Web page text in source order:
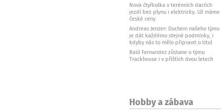
Nová čtyřkolka v terénních daciích
jezdí bez plynu i elektricky. Už máme
české ceny
Andreas Jenzer: Duchem našeho týmu
je dát každému stejné podmínky, i
kdyby nás to mělo připravit o titul
Raúl Fernandez zůstane u týmu
Trackhouse i v příštích dvou letech
Hobby a zábava